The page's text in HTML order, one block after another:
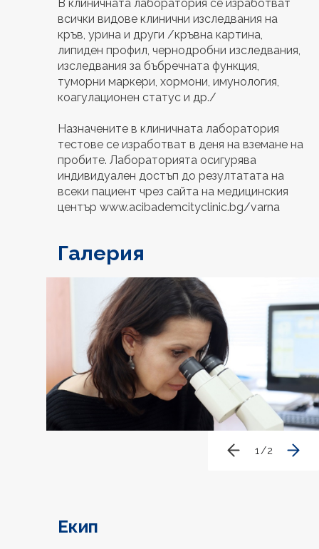
В клиничната лаборатория се изработват
всички видове клинични изследвания на
кръв, урина и други /кръвна картина,
липиден профил, чернодробни изследвания,
изследвания за бъбречната функция,
туморни маркери, хормони, имунология,
коагулационен статус и др./
Назначените в клиничната лаборатория
тестове се изработват в деня на вземане на
пробите. Лабораторията осигурява
индивидуален достъп до резултатата на
всеки пациент чрез сайта на медицинския
център www.acibademcityclinic.bg/varna
Галерия
1/2
Екип